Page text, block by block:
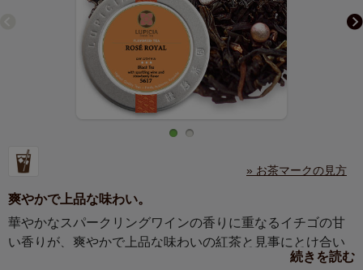
» お茶マークの見方
爽やかで上品な味わい。
華やかなスパークリングワインの香りに重なるイチゴの甘
い香りが、爽やかで上品な味わいの紅茶と見事にとけ合い
ます。ルピシアを代表するフレーバード紅茶です。続きを読む